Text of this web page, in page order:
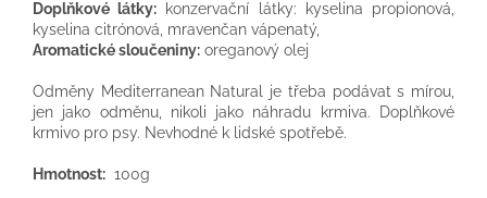
Doplňkové látky: konzervační látky: kyselina propionová,
kyselina citrónová, mravenčan vápenatý,
Aromatické sloučeniny: oreganový olej
Odměny Mediterranean Natural je třeba podávat s mírou,
jen jako odměnu, nikoli jako náhradu krmiva.
Doplňkové
krmivo pro psy. Nevhodné k lidské spotřebě.
Hmotnost: 100g